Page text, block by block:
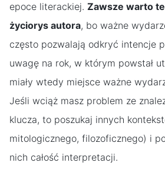
epoce literackiej. Zawsze warto
życiorys autora, bo ważne
często pozwalają odkryć intencje
uwagę na rok, w którym powstał
miały wtedy miejsce ważne
Jeśli wciąż masz problem ze
klucza, to poszukaj innych
mitologicznego, filozoficznego) i
nich całość interpretacji.